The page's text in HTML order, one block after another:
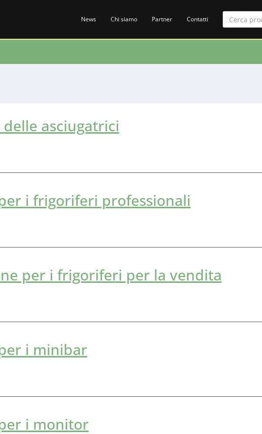
News Chi siamo Partner Contatti
asciugatrici
i frigoriferi professionali
per i frigoriferi per la vendita
i minibar
i monitor